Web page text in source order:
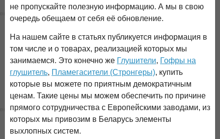
не пропускайте полезную информацию. А мы в свою
очередь обещаем от себя её обновление.
На нашем сайте в статьях публикуется информация в
том числе и о товарах, реализацией которых мы
занимаемся. Это конечно же Глушители, Гофры на
глушитель, Пламегасители (Стронгеры), купить
которые вы можете по приятным демократичным
ценам. Такие цены мы можем обеспечить по причине
прямого сотрудничества с Европейскими заводами, из
которых мы привозим в Беларусь элементы
выхлопных систем.